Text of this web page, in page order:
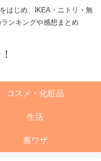
はじめ、IKEA・ニトリ・無
ンキングや感想まとめ
コスメ・化粧品
生活
裏ワザ